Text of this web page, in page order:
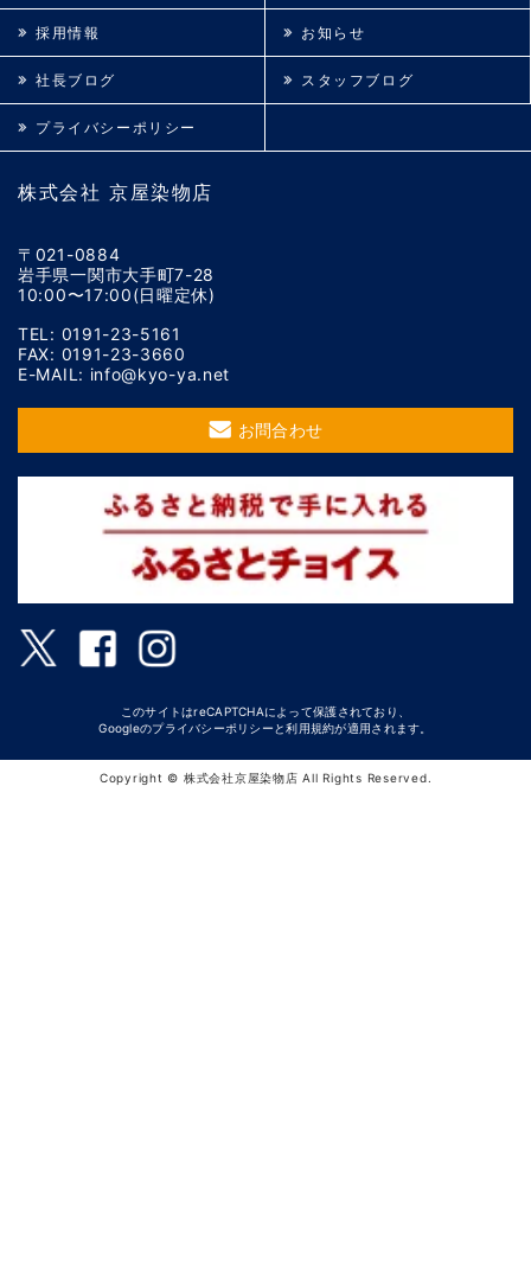
株式会社 京屋染物店
〒021-0884
岩手県一関市大手町7-28
10:00〜17:00(日曜定休)
TEL: 0191-23-5161
FAX: 0191-23-3660
E-MAIL: info@kyo-ya.net
お問合わせ
採用情報 お知らせ
社長ブログ スタッフブログ
プライバシーポリシー
このサイトはreCAPTCHAによって保護されており、
Googleのプライバシーポリシー と利用規約が適用されます。
Copyright © 株式会社京屋染物店 All Rights Reserved.